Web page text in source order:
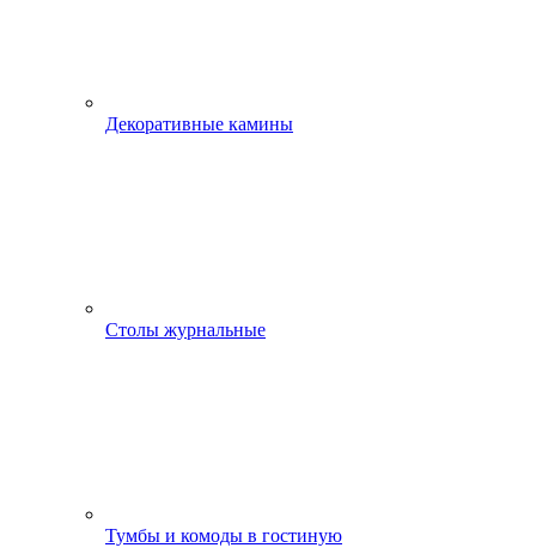
Декоративные камины
Столы журнальные
Тумбы и комоды в гостиную